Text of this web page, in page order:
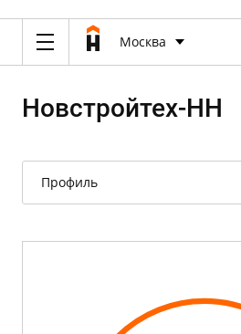
Москва
Новстройтех-НН
Профиль